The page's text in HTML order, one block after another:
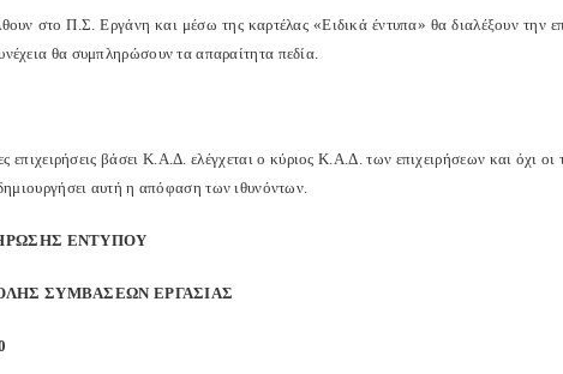
στο Π.Σ. Εργάνη και μέσω της καρτέλας «Ειδικά έντυπα» θα διαλέξουν την
θα συμπληρώσουν τα απαραίτητα πεδία.
επιχειρήσεις βάσει Κ.Α.Δ. ελέγχεται ο κύριος Κ.Α.Δ. των επιχειρήσεων και όχι οι
δημιουργήσει αυτή η απόφαση των ιθυνόντων.
ΕΝΤΥΠOY
ΣΥΜΒΑΣΕΩΝ ΕΡΓΑΣΙΑΣ